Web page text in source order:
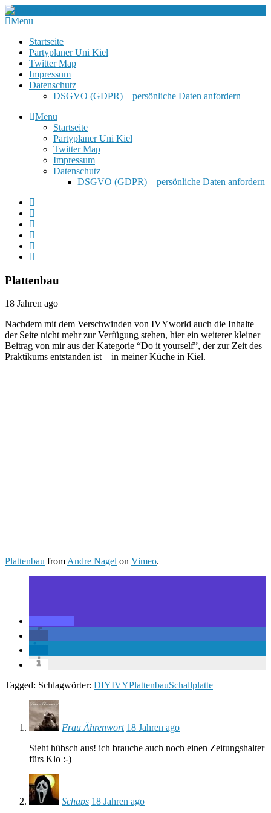
Menu
Startseite
Partyplaner Uni Kiel
Twitter Map
Impressum
Datenschutz
DSGVO (GDPR) – persönliche Daten anfordern
Menu
Startseite
Partyplaner Uni Kiel
Twitter Map
Impressum
Datenschutz
DSGVO (GDPR) – persönliche Daten anfordern
Plattenbau
18 Jahren ago
Nachdem mit dem Verschwinden von IVYworld auch die Inhalte
der Seite nicht mehr zur Verfügung stehen, hier ein weiterer kleiner
Beitrag von mir aus der Kategorie “Do it yourself”, der zur Zeit des
Praktikums entstanden ist – in meiner Küche in Kiel.
Plattenbau fromAndre Nagel on Vimeo.
Tagged: Schlagwörter: DIYIVYPlattenbauSchallplatte
Frau Ährenwort 18 Jahren ago
Sieht hübsch aus! ich brauche auch noch einen Zeitungshalter
fürs Klo :-)
Schaps 18 Jahren ago